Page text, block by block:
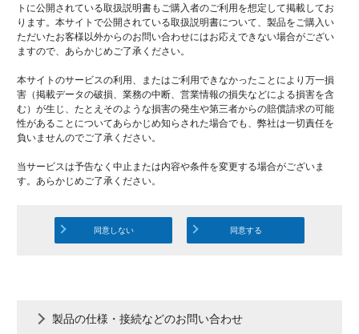
トに公開されている取扱説明書もご購入者のご利用を想定して掲載してお
ります。本サイトで公開されている取扱説明書について、製品をご購入い
ただいたお客様以外からのお問い合わせにはお応えできない場合がござい
ますので、あらかじめご了承ください。
本サイトのサービスの利用、またはご利用できなかったことにより万一損
害（掲載データの破損、業務の中断、営業情報の損失などによる損害を含
む）が生じ、たとえそのような損害の発生や第三者からの賠償請求の可能
性があることについてあらかじめ知らされた場合でも、弊社は一切責任を
負いませんのでご了承ください。
当サービスは予告なく中止または内容や条件を変更する場合がございま
す。あらかじめご了承ください。
同意しない 同意する
製品の仕様・接続などのお問い合わせ